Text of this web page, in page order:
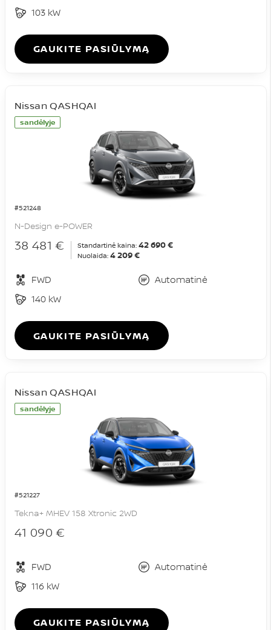
103 kW
GAUKITE PASIŪLYMĄ
sandėlyje
#521248
Nissan QASHQAI
N-Design e-POWER
38 481 € Standartinė kaina: 42 690 €
Nuolaida: 4 209 €
FWD
Automatinė
140 kW
GAUKITE PASIŪLYMĄ
sandėlyje
#521227
Nissan QASHQAI
Tekna+ MHEV 158 Xtronic 2WD
41 090 €
FWD
Automatinė
116 kW
GAUKITE PASIŪLYMĄ